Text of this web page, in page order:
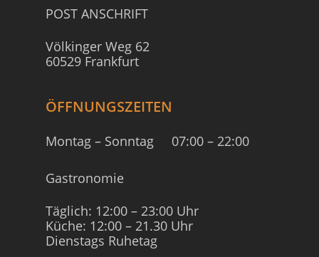
POST ANSCHRIFT
Völkinger Weg 62
60529 Frankfurt
ÖFFNUNGSZEITEN
Montag – Sonntag 07:00 – 22:00
Gastronomie
Täglich: 12:00 – 23:00 Uhr
Küche: 12:00 – 21.30 Uhr
Dienstags Ruhetag